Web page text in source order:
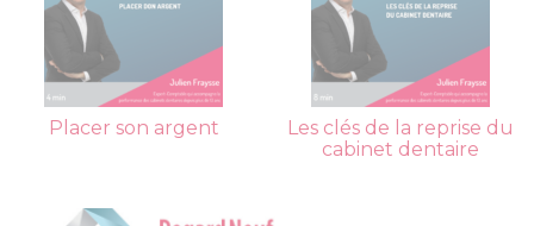
Placer son argent
Les clés de la reprise du
cabinet dentaire